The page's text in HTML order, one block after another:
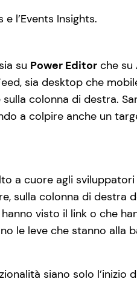
l’Events Insights.
su Power Editor che su
sia desktop che
colonna di destra.
a colpire anche un
a cuore agli
sulla colonna di destra
visto il link o che
le leve che stanno alla
siano solo l’inizio